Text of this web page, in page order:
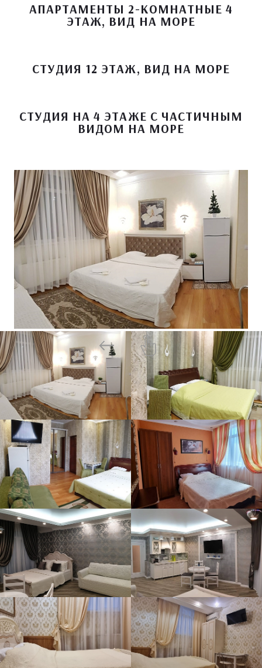
АПАРТАМЕНТЫ 2-КОМНАТНЫЕ 4
ЭТАЖ, ВИД НА МОРЕ
СТУДИЯ 12 ЭТАЖ, ВИД НА МОРЕ
СТУДИЯ НА 4 ЭТАЖЕ С ЧАСТИЧНЫМ
ВИДОМ НА МОРЕ